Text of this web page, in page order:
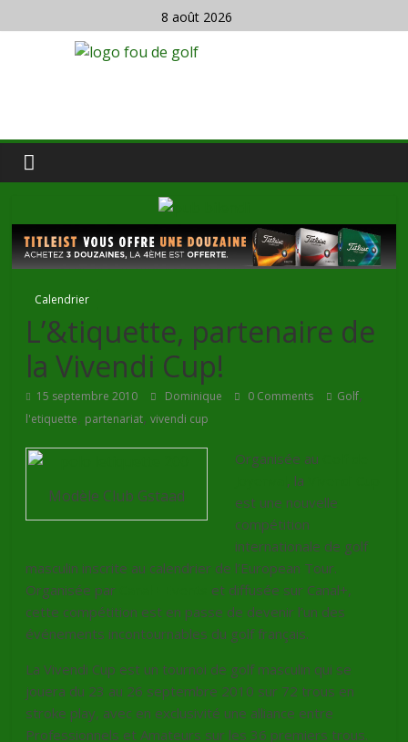
8 août 2026
Calendrier
L’&tiquette, partenaire de
la Vivendi Cup!
15 septembre 2010 Dominique 0 Comments Golf,
l'etiquette, partenariat,vivendi cup
Modèle Club Gstaad
Organisée au
, la
est une nouvelle
compétition
internationale de golf
masculin inscrite au calendrier de l’European Tour.
Organisée par
et diffusée sur Canal+,
cette compétition est en passe de devenir l’un des
événements incontournables du golf français.
La Vivendi Cup est un tournoi de golf masculin qui se
jouera du 23 au 26 septembre 2010 sur 72 trous en
stroke play, avec en exclusivité une alliance entre
Professionnels et Amateurs sur les 36 premiers trous.